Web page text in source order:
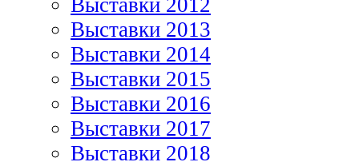
Выставки 2012
Выставки 2013
Выставки 2014
Выставки 2015
Выставки 2016
Выставки 2017
Выставки 2018